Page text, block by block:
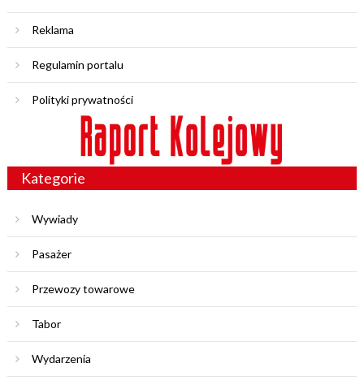
Reklama
Regulamin portalu
Polityki prywatności
Kategorie
Wywiady
Pasażer
Przewozy towarowe
Tabor
Wydarzenia